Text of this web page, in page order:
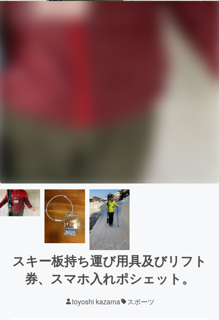
スキー板持ち運び用具及びリフト
券、スマホ入れポシェット。
toyoshi kazama スポーツ